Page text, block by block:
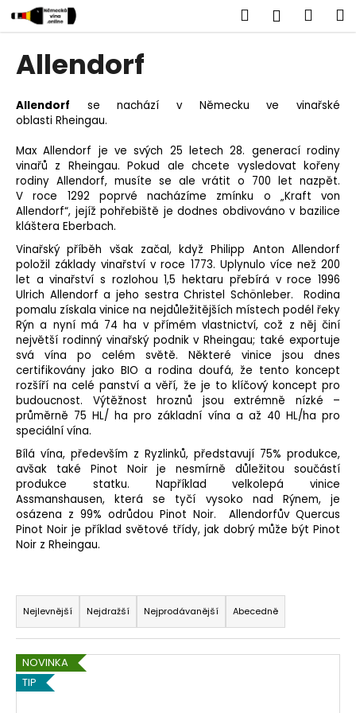
na
obsah
Hledat
Allendorf
Allendorf se nachází v Německu ve vinařské
oblasti Rheingau.
Max Allendorf je ve svých 25 letech 28. generací rodiny
vinařů z Rheingau. Pokud ale chcete vysledovat kořeny
rodiny Allendorf, musíte se ale vrátit o 700 let nazpět.
V roce 1292 poprvé nacházíme zmínku o „Kraft von
Allendorf“, jejíž pohřebiště je dodnes obdivováno v bazilice
kláštera Eberbach.
Vinařský příběh však začal, když Philipp Anton Allendorf
položil základy vinařství v roce 1773. Uplynulo více než 200
let a vinařství s rozlohou 1,5 hektaru přebírá v roce 1996
Ulrich Allendorf a jeho sestra Christel Schönleber. Rodina
pomalu získala vinice na nejdůležitějších místech podél řeky
Rýn a nyní má 74 ha v přímém vlastnictví, což z něj činí
největší rodinný vinařský podnik v Rheingau; také exportuje
svá vína po celém světě. Některé vinice jsou dnes
certifikovány jako BIO a rodina doufá, že tento koncept
rozšíří na celé panství a věří, že je to klíčový koncept pro
budoucnost. Výtěžnost hroznů jsou extrémně nízké –
průměrně 75 HL/ ha pro základní vína a až 40 HL/ha pro
speciální vína.
Bílá vína, především z Ryzlinků, představují 75% produkce,
avšak také Pinot Noir je nesmírně důležitou součástí
produkce statku. Například velkolepá vinice
Assmanshausen, která se tyčí vysoko nad Rýnem, je
osázena z 99% odrůdou Pinot Noir. Allendorfův Quercus
Pinot Noir je příklad světové třídy, jak dobrý může být Pinot
Noir z Rheingau.
Ř
a
z
e
n
í
Nejlevnější Nejdražší Nejprodávanější Abecedně
V
ý
NOVINKA
TIP
K
o
o
p
o
t
ř
e
b
u
j
e
t
e
n
a
j
í
t
?
D
o
p
o
r
u